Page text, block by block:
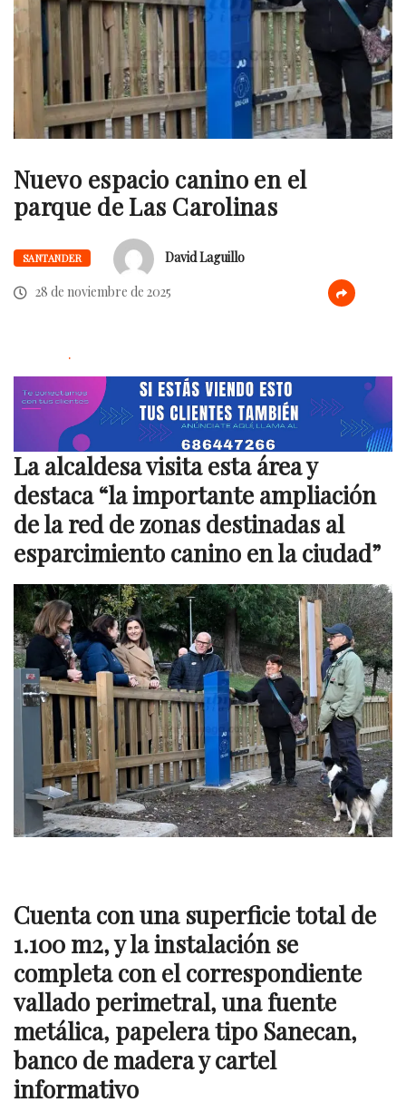
Nuevo espacio canino en el
parque de Las Carolinas
SANTANDER
David Laguillo
28 de noviembre de 2025
.
La alcaldesa visita esta área y
destaca “la importante ampliación
de la red de zonas destinadas al
esparcimiento canino en la ciudad”
Cuenta con una superficie total de
1.100 m2, y la instalación se
completa con el correspondiente
vallado perimetral, una fuente
metálica, papelera tipo Sanecan,
banco de madera y cartel
informativo